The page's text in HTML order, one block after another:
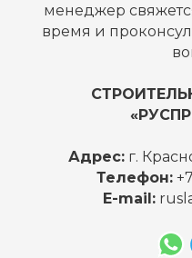
менеджер
время и
Адрес:г.
Телефон:
E-mail: